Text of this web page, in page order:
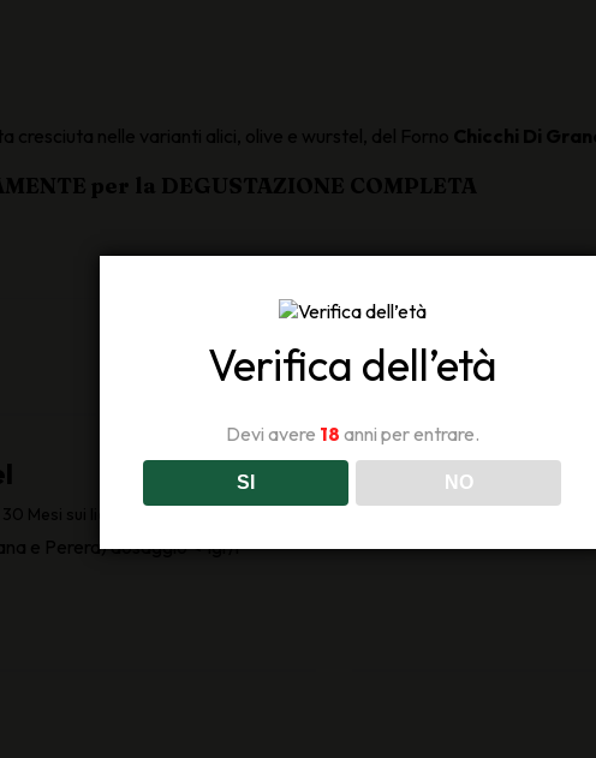
nelle varianti alici, olive e wurstel, del Forno Chicchi Di
per la DEGUSTAZIONE COMPLETA
Vini in Assaggio
Mesi sui lieviti
e Perera) dosaggio < 1gr/l
Verifica dell’età
Devi avere 18 anni per entrare.
SI NO